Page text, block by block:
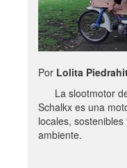
Por Lolita
La slootmotor
Schalkx es una
locales,
ambiente.